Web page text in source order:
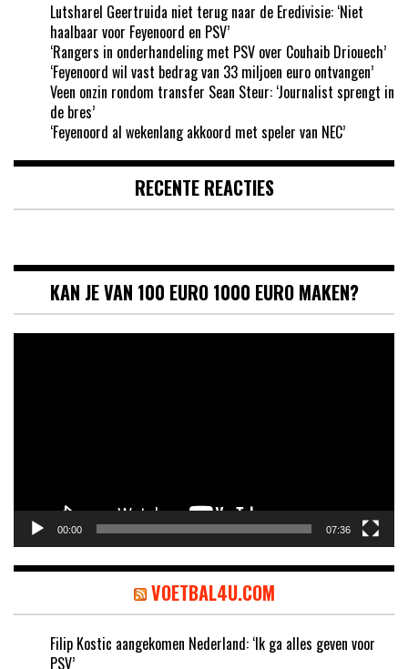
Lutsharel Geertruida niet terug naar de Eredivisie: ‘Niet
haalbaar voor Feyenoord en PSV’
‘Rangers in onderhandeling met PSV over Couhaib Driouech’
‘Feyenoord wil vast bedrag van 33 miljoen euro ontvangen’
Veen onzin rondom transfer Sean Steur: ‘Journalist sprengt in
de bres’
‘Feyenoord al wekenlang akkoord met speler van NEC’
RECENTE REACTIES
KAN JE VAN 100 EURO 1000 EURO MAKEN?
00:00 07:36
VOETBAL4U.COM
Filip Kostic aangekomen Nederland: ‘Ik ga alles geven voor
PSV’